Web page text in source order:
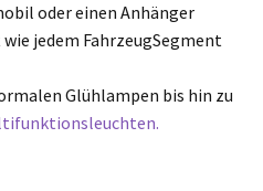
oder einen Anhänger
jedem FahrzeugSegment
Glühlampen bis hin zu